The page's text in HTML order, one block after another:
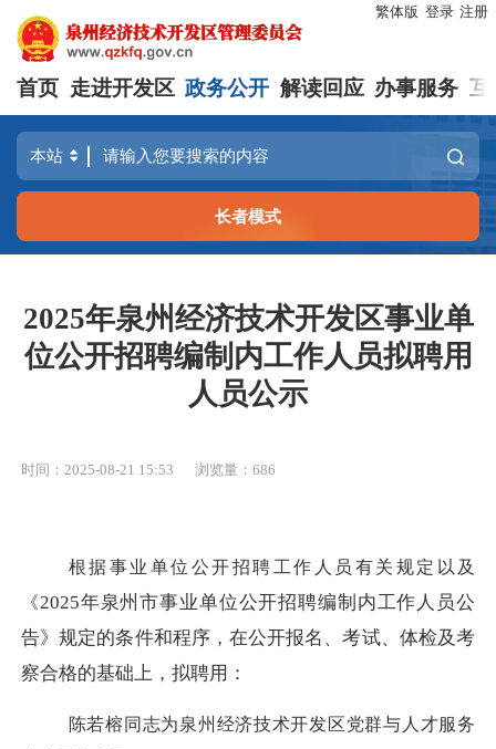
繁体版 登录 注册
首页 走进开发区 政务公开 解读回应 办事服务 互
长者模式
2025年泉州经济技术开发区事业单
位公开招聘编制内工作人员拟聘用
人员公示
时间：2025-08-21 15:53 浏览量： 686
根据事业单位公开招聘工作人员有关规定以及
《2025年泉州市事业单位公开招聘编制内工作人员公
告》规定的条件和程序，在公开报名、考试、体检及考
察合格的基础上，拟聘用：
陈若榕同志为泉州 经济技术开发区党群与人才服务